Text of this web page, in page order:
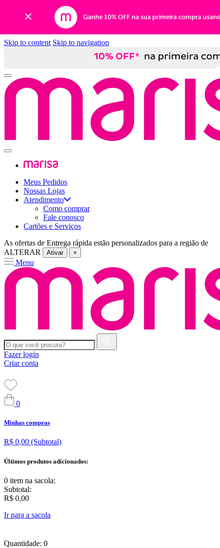
Ganhe 10% OFF na sua primeira compra
Skip to content Skip to navigation
Meus Pedidos
Nossas Lojas
Atendimento
Como comprar
Fale conosco
Cartões e Serviços
As ofertas de Entrega rápida estão personalizados para a região de
ALTERAR
Ativar ×
Menu
Fazer login
Criar conta
0
Minhas compras
R$ 0,00 (Subtotal)
Últimos produtos adicionados:
0 item na sacola:
Subtotal:
R$ 0,00
Ir para a sacola
Quantidade: 0